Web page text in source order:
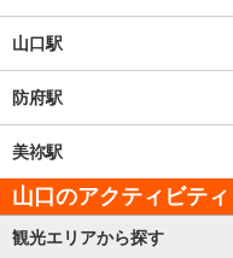
山口駅
防府駅
美祢駅
山口のアクティビテ
観光エリアから探す